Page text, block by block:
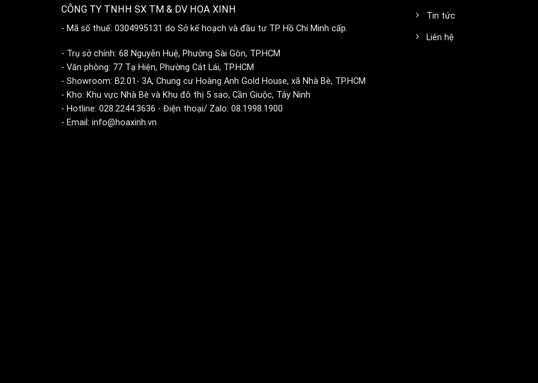
CÔNG TY TNHH SX TM & DV HOA XINH
- Mã số thuế: 0304995131 do Sở kế hoạch và đầu tư TP Hồ Chí Minh cấp.
- Trụ sở chính: 68 Nguyễn Huệ, Phường Sài Gòn, TP.HCM
- Văn phòng: 77 Tạ Hiện, Phường Cát Lái, TP.HCM
- Showroom: B2.01- 3A, Chung cư Hoàng Anh Gold House, xã Nhà Bè, TP.HCM
- Kho: Khu vực Nhà Bè và Khu đô thị 5 sao, Cần Giuộc, Tây Ninh
- Hotline: 028.2244.3636 - Điện thoại/ Zalo: 08.1998.1900
- Email: info@hoaxinh.vn
Tin tức
Liên hệ